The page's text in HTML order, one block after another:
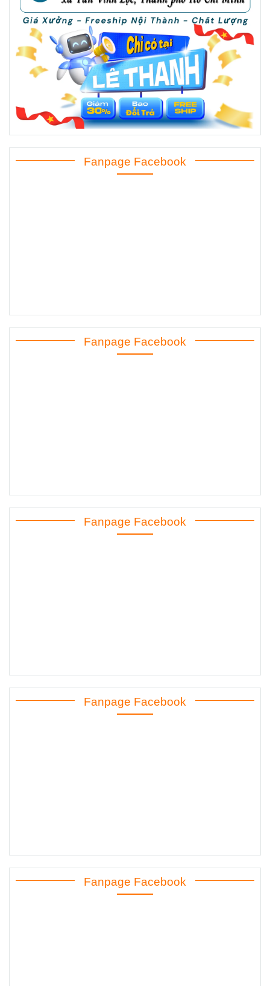
Fanpage Facebook
Fanpage Facebook
Fanpage Facebook
Fanpage Facebook
Fanpage Facebook